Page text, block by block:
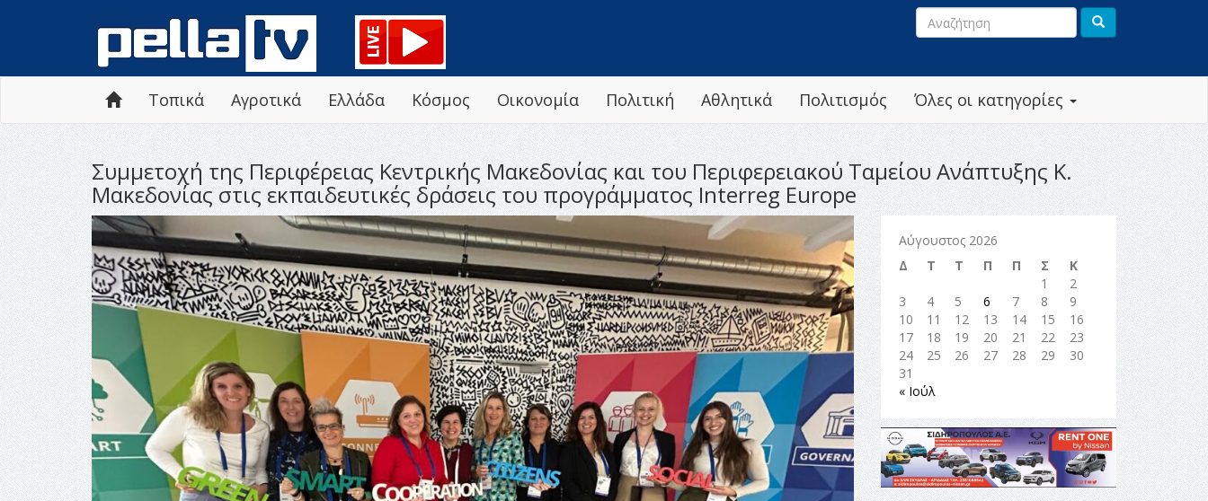
Όλες οι κατηγορίες
Τοπικά Αγροτικά Ελλάδα Κόσμος Οικονομία Πολιτική Αθλητικά Πολιτισμός
Συμμετοχή της Περιφέρειας Κεντρικής Μακεδονίας και του Περιφερειακού Ταμείου Ανάπτυξης Κ.
Μακεδονίας στις εκπαιδευτικές δράσεις του προγράμματος Interreg Europe
Αύγουστος 2026
Δ
Τ Τ Π Π Σ
Κ
1
2
3
4 5 6 7 8
9
10
11 12 13 14 15
16
17
18 19 20 21 22
23
24
25 26 27 28 29
30
31
« Ιούλ